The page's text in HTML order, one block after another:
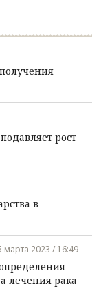
рост
в
марта 2023 / 16:49
лечения рака